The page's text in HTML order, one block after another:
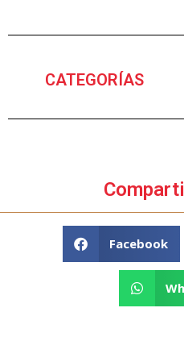
CATEGORÍAS
Facebook